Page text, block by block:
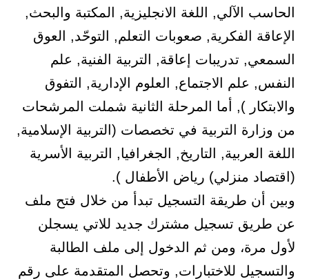
الحاسب الآلي, اللغة الانجليزية, المكتبة والبحث,
الإعاقة الفكرية, صعوبات التعلم, التوحّد, العوق
السمعي, تدريبات إعاقة, التربية الفنية, علم
النفس, علم الاجتماع, العلوم الإدارية, التفوق
والابتكار ), أما المرحلة الثانية شملت المرشحات
من وزارة التربية في تخصصات (التربية الإسلامية,
اللغة العربية, التاريخ, الجغرافيا, التربية الأسرية
(اقتصاد منزلي) رياض الأطفال ).
وبين أن طريقة التسجيل تبدأ من خلال فتح ملف
عن طريق تسجيل مشترك جديد للاتي يسجلن
لأول مرة، ومن ثم الدخول إلى ملف الطالبة
والتسجيل للاختبارات, وتحصل المتقدمة على رقم